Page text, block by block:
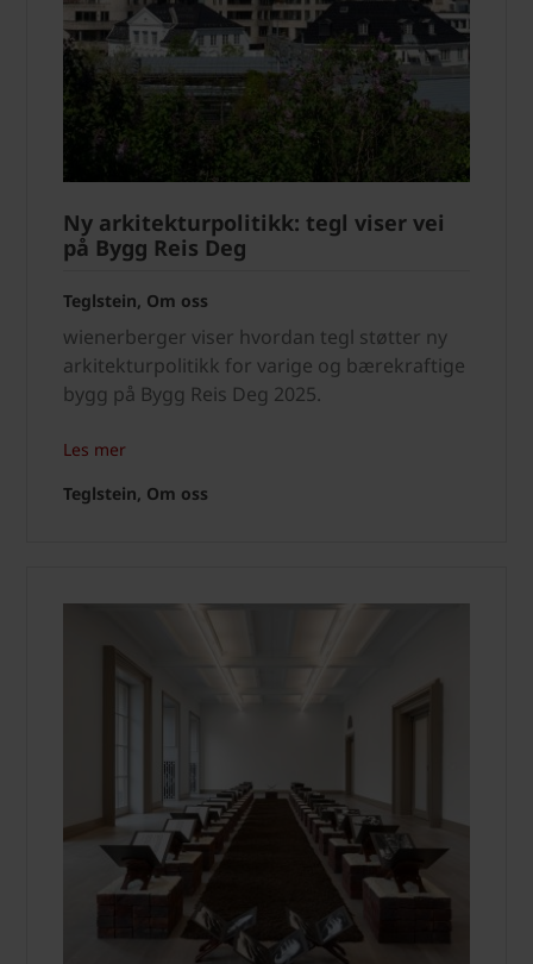
Ny arkitekturpolitikk: tegl viser vei
på Bygg Reis Deg
Teglstein, Om oss
wienerberger viser hvordan tegl støtter ny
arkitekturpolitikk for varige og bærekraftige
bygg på Bygg Reis Deg 2025.
Les mer
Teglstein, Om oss